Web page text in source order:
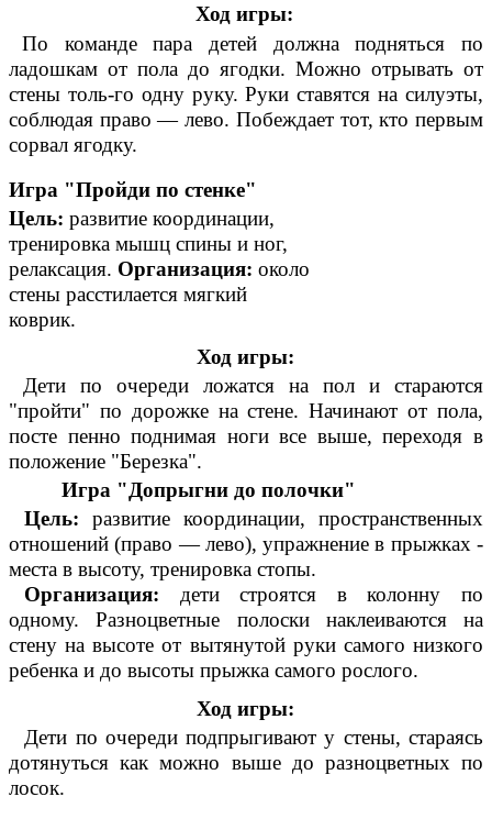
Ход игры:
По команде пара детей должна подняться по
ладошкам от пола до ягодки. Можно отрывать от
стены толь-го одну руку. Руки ставятся на силуэты,
соблюдая право — лево. Побеждает тот, кто первым
сорвал ягодку.
Игра "Пройди по стенке"
Цель: развитие координации,
тренировка мышц спины и ног,
релаксация. Организация: около
стены расстилается мягкий
коврик.
Ход игры:
Дети по очереди ложатся на пол и стараются
"пройти" по дорожке на стене. Начинают от пола,
посте пенно поднимая ноги все выше, переходя в
положение "Березка".
Игра "Допрыгни до полочки"
Цель:развитие координации, пространственных
отношений (право — лево), упражнение в прыжках -
места в высоту, тренировка стопы.
Организация: дети строятся в колонну по
одному. Разноцветные полоски наклеиваются на
стену на высоте от вытянутой руки самого низкого
ребенка и до высоты прыжка самого рослого.
Ход игры:
Дети по очереди подпрыгивают у стены, стараясь
дотянуться как можно выше до разноцветных по
лосок.